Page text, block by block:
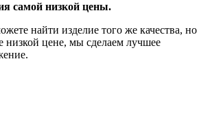
самой низкой цены.
найти изделие того же качества, но
низкой цене, мы сделаем лучшее